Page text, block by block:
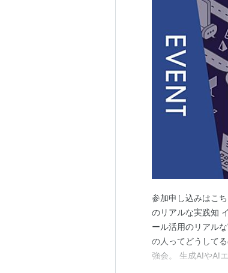
参加申し込みはこ
のリアルな実践知
ール活用のリアル
の人ってどうして
強会。 生成AIやAI